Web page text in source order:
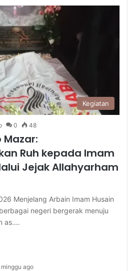
Kegiatan
0 48
Ruh kepada Imam
Jejak Allahyarham
Menjelang Arbain Imam Husain
negeri bergerak menuju
as.…
minggu ago